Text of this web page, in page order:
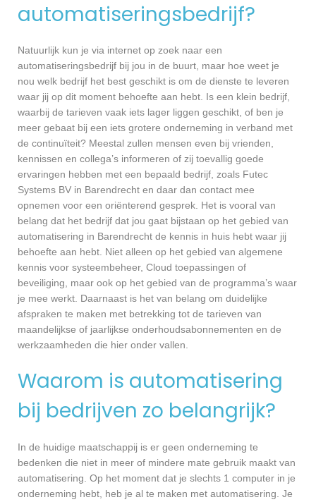
automatiseringsbedrijf?
Natuurlijk kun je via internet op zoek naar een
automatiseringsbedrijf bij jou in de buurt, maar hoe weet je
nou welk bedrijf het best geschikt is om de dienste te leveren
waar jij op dit moment behoefte aan hebt. Is een klein bedrijf,
waarbij de tarieven vaak iets lager liggen geschikt, of ben je
meer gebaat bij een iets grotere onderneming in verband met
de continuïteit? Meestal zullen mensen even bij vrienden,
kennissen en collega’s informeren of zij toevallig goede
ervaringen hebben met een bepaald bedrijf, zoals Futec
Systems BV in Barendrecht en daar dan contact mee
opnemen voor een oriënterend gesprek. Het is vooral van
belang dat het bedrijf dat jou gaat bijstaan op het gebied van
automatisering in Barendrecht de kennis in huis hebt waar jij
behoefte aan hebt. Niet alleen op het gebied van algemene
kennis voor systeembeheer, Cloud toepassingen of
beveiliging, maar ook op het gebied van de programma’s waar
je mee werkt. Daarnaast is het van belang om duidelijke
afspraken te maken met betrekking tot de tarieven van
maandelijkse of jaarlijkse onderhoudsabonnementen en de
werkzaamheden die hier onder vallen.
Waarom is automatisering
bij bedrijven zo belangrijk?
In de huidige maatschappij is er geen onderneming te
bedenken die niet in meer of mindere mate gebruik maakt van
automatisering. Op het moment dat je slechts 1 computer in je
onderneming hebt, heb je al te maken met automatisering. Je